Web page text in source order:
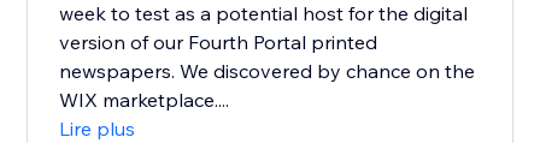
week to test as a potential host for the digital
version of our Fourth Portal printed
newspapers. We discovered by chance on the
WIX marketplace....
Lire plus